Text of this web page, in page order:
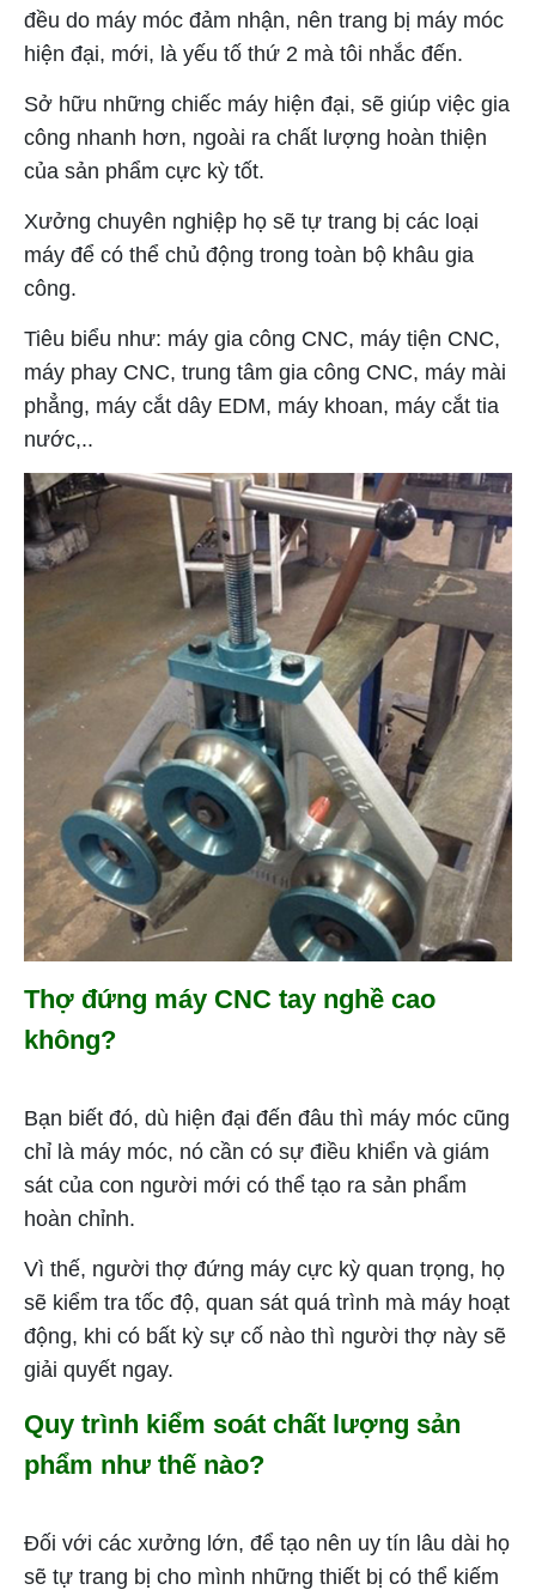
đều do máy móc đảm nhận, nên trang bị máy móc
hiện đại, mới, là yếu tố thứ 2 mà tôi nhắc đến.
Sở hữu những chiếc máy hiện đại, sẽ giúp việc gia
công nhanh hơn, ngoài ra chất lượng hoàn thiện
của sản phẩm cực kỳ tốt.
Xưởng chuyên nghiệp họ sẽ tự trang bị các loại
máy để có thể chủ động trong toàn bộ khâu gia
công.
Tiêu biểu như: máy gia công CNC, máy tiện CNC,
máy phay CNC, trung tâm gia công CNC, máy mài
phẳng, máy cắt dây EDM, máy khoan, máy cắt tia
nước,..
Thợ đứng máy CNC tay nghề cao
không?
Bạn biết đó, dù hiện đại đến đâu thì máy móc cũng
chỉ là máy móc, nó cần có sự điều khiển và giám
sát của con người mới có thể tạo ra sản phẩm
hoàn chỉnh.
Vì thế, người thợ đứng máy cực kỳ quan trọng, họ
sẽ kiểm tra tốc độ, quan sát quá trình mà máy hoạt
động, khi có bất kỳ sự cố nào thì người thợ này sẽ
giải quyết ngay.
Quy trình kiểm soát chất lượng sản
phẩm như thế nào?
Đối với các xưởng lớn, để tạo nên uy tín lâu dài họ
sẽ tự trang bị cho mình những thiết bị có thể kiếm